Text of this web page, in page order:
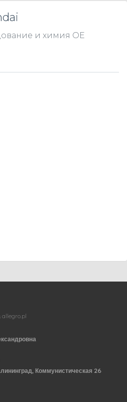
и химия OE
allegro.pl
Коммунистическая 26